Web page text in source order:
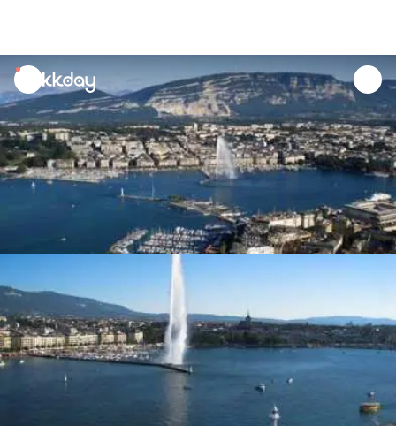
unread
notifications